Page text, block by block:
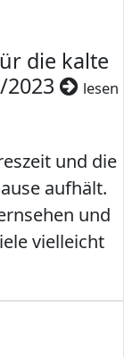
die kalte
lesen
und die
aufhält.
und
vielleicht